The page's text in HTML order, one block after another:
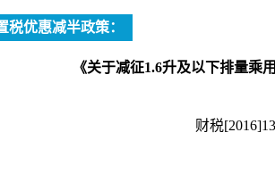
税优惠减半政策：
《关于减征1.6升及以下排量乘
财税